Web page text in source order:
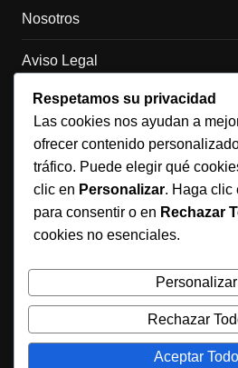
Nosotros
Aviso Legal
Política de Cookies
Política de Privacidad
Contacto
Redes sociales
Síguenos en Instagram
Respetamos su privacidad
Las cookies nos ayudan a
ofrecer contenido
tráfico. Puede elegir qué
clic en Personalizar. Haga clic
para consentir o en Rechazar
cookies no esenciales.
Personalizar
Rechazar
Aceptar Todo